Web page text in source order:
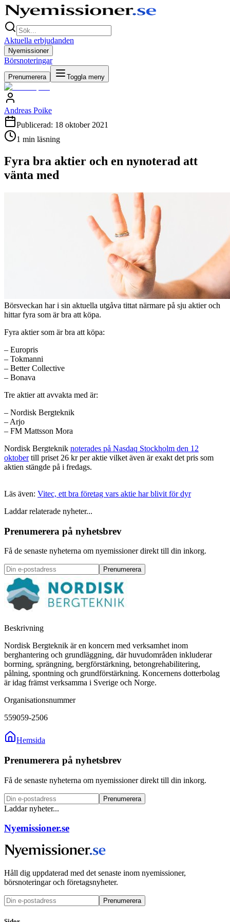
Aktuella erbjudanden
Nyemissioner
Börsnoteringar
Prenumerera Toggla meny
Andreas Poike
Publicerad: 18 oktober 2021
1 min läsning
Fyra bra aktier och en nynoterad att
vänta med
Börsveckan har i sin aktuella utgåva tittat närmare på sju aktier och
hittar fyra som är bra att köpa.
Fyra aktier som är bra att köpa:
– Europris
– Tokmanni
– Better Collective
– Bonava
Tre aktier att avvakta med är:
– Nordisk Bergteknik
– Arjo
– FM Mattsson Mora
Nordisk Bergteknik noterades på Nasdaq Stockholm den 12
oktobertill priset 26 kr per aktie vilket även är exakt det pris som
aktien stängde på i fredags.
Läs även: Vitec, ett bra företag vars aktie har blivit för dyr
Laddar relaterade nyheter...
Prenumerera på nyhetsbrev
Få de senaste nyheterna om nyemissioner direkt till din inkorg.
Prenumerera
Beskrivning
Nordisk Bergteknik är en koncern med verksamhet inom
berghantering och grundläggning, där huvudområden inkluderar
borrning, sprängning, bergförstärkning, betongrehabilitering,
pålning, spontning och grundförstärkning. Koncernens dotterbolag
är idag främst verksamma i Sverige och Norge.
Organisationsnummer
559059-2506
Hemsida
Prenumerera på nyhetsbrev
Få de senaste nyheterna om nyemissioner direkt till din inkorg.
Prenumerera
Laddar nyheter...
Nyemissioner.se
Håll dig uppdaterad med det senaste inom nyemissioner,
börsnoteringar och företagsnyheter.
Prenumerera